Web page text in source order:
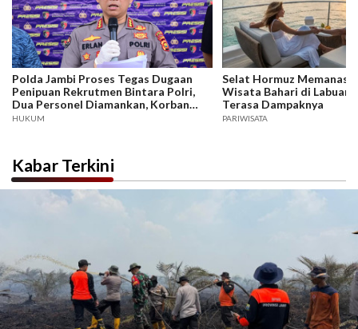
Polda Jambi Proses Tegas Dugaan
Penipuan Rekrutmen Bintara Polri,
Dua Personel Diamankan, Korban
Dari Rakyat Biasa Hingga Perwira,
HUKUM
Selat Hormuz Memanas,
Wisata Bahari di Labuan
Terasa Dampaknya
PARIWISATA
Kabar Terkini